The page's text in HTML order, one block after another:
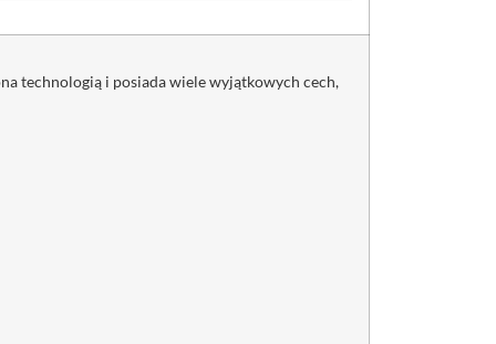
technologią i posiada wiele wyjątkowych cech,